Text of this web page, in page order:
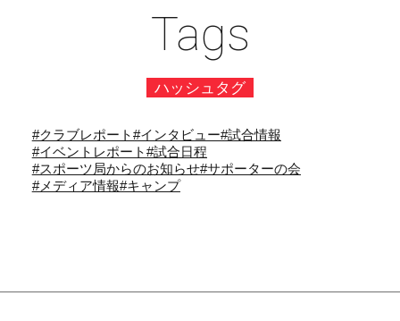
Tags
ハッシュタグ
#クラブレポート#インタビュー#試合情報
#イベントレポート#試合日程
#スポーツ局からのお知らせ#サポーターの会
#メディア情報#キャンプ